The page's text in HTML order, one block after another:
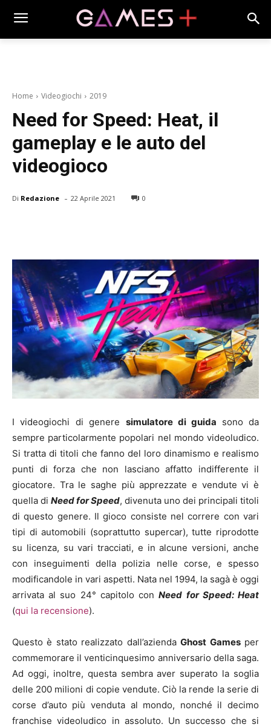
Home Videogiochi 2019
Need for Speed: Heat, il
gameplay e le auto del
videogioco
Di Redazione - 22 Aprile 2021 0
I videogiochi di genere simulatore di guida sono da
sempre particolarmente popolari nel mondo videoludico.
Si tratta di titoli che fanno del loro dinamismo e realismo
punti di forza che non lasciano affatto indifferente il
giocatore. Tra le saghe più apprezzate e vendute vi è
quella di Need for Speed, divenuta uno dei principali titoli
di questo genere. Il gioco consiste nel correre con vari
tipi di automobili (soprattutto supercar), tutte riprodotte
su licenza, su vari tracciati, e in alcune versioni, anche
con inseguimenti della polizia nelle corse, e spesso
modificandole in vari aspetti. Nata nel 1994, la sagà è oggi
arrivata al suo 24° capitolo conNeed for Speed: Heat
(qui la recensione).
Questo è stato realizzato dall’aziendaGhost Gamesper
commemorare il venticinquesimo anniversario della saga.
Ad oggi, inoltre, questa sembra aver superato la soglia
delle 200 milioni di copie vendute. Ciò la rende la serie di
corse d’auto più venduta al mondo, nonché il decimo
franchise videoludico in assoluto. Un successo che si